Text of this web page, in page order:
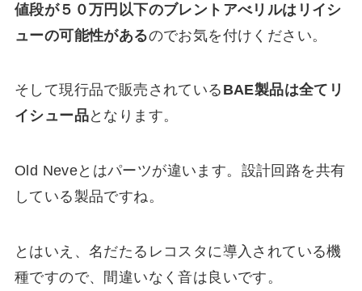
値段が５０万円以下のブレントアべリルはリイシ
ューの可能性があるのでお気を付けください。
そして現行品で販売されている BAE製品は全てリ
イシュー品となります。
Old Neveとはパーツが違います。設計回路を共有
している製品ですね。
とはいえ、名だたるレコスタに導入されている機
種ですので、間違いなく音は良いです。